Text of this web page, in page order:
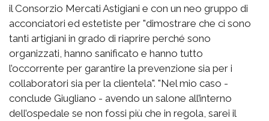
il Consorzio Mercati Astigiani e con un neo gruppo di
acconciatori ed estetiste per "dimostrare che ci sono
tanti artigiani in grado di riaprire perché sono
organizzati, hanno sanificato e hanno tutto
l’occorrente per garantire la prevenzione sia per i
collaboratori sia per la clientela". "Nel mio caso -
conclude Giugliano - avendo un salone all’interno
dell’ospedale se non fossi più che in regola, sarei il